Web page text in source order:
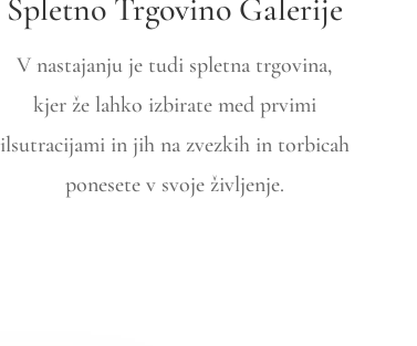
Spletno Trgovino Galerije
V nastajanju je tudi spletna trgovina,
kjer že lahko izbirate med prvimi
ilsutracijami in jih na zvezkih in torbicah
ponesete v svoje življenje.